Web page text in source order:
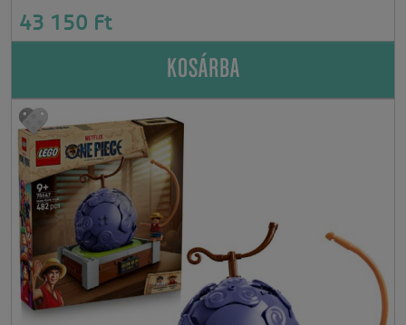
43 150 Ft
KOSÁRBA